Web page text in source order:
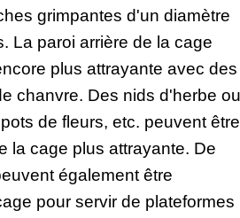
grimpantes d'un diamètre
La paroi arrière de la cage
plus attrayante avec des
chanvre. Des nids d'herbe ou
de fleurs, etc. peuvent être
la cage plus attrayante. De
également être
pour servir de plateformes